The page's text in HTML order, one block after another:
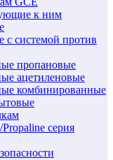
к ним
с системой против
пропановые
ацетиленовые
комбинированные
серия